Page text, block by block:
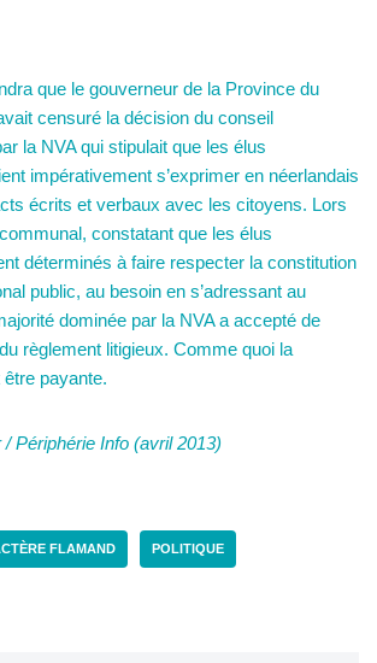
que le gouverneur de la Province du
censuré la décision du conseil
la NVA qui stipulait que les élus
impérativement s’exprimer en néerlandais
écrits et verbaux avec les citoyens. Lors
constatant que les élus
déterminés à faire respecter la constitution
public, au besoin en s’adressant au
dominée par la NVA a accepté de
règlement litigieux. Comme quoi la
payante.
Périphérie Info (avril 2013)
FLAMAND POLITIQUE